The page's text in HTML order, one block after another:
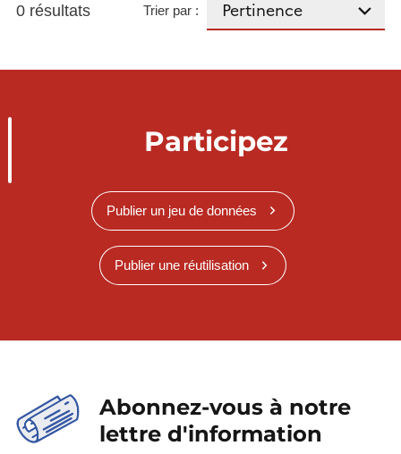
0 résultats Trier par :
Participez
Publier un jeu de données
Publier une réutilisation
Abonnez-vous à notre
lettre d'information